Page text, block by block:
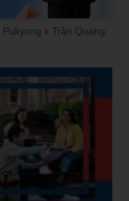
x Trần Quang